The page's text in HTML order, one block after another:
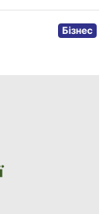
Бізнес